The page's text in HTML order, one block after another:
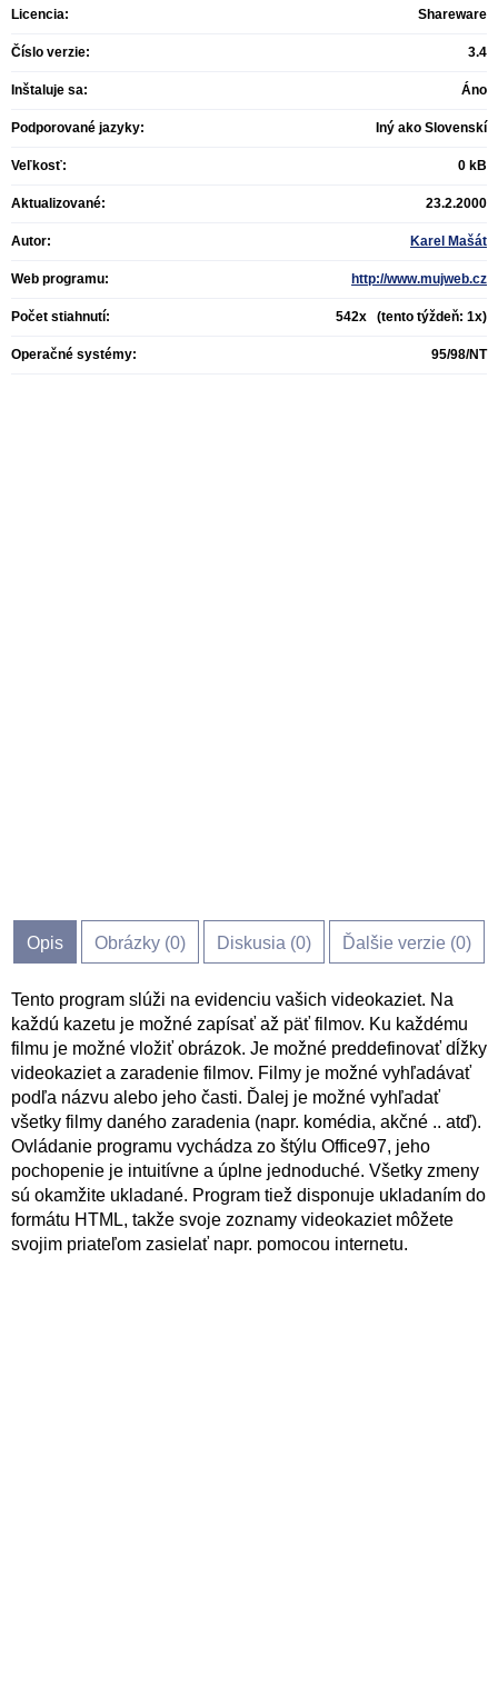
Licencia: Shareware
Číslo verzie: 3.4
Inštaluje sa: Áno
Podporované jazyky: Iný ako Slovenskí
Veľkosť: 0 kB
Aktualizované: 23.2.2000
Autor: Karel Mašát
Web programu: http://www.mujweb.cz
Počet stiahnutí: 542x (tento týždeň: 1x)
Operačné systémy: 95/98/NT
Opis Obrázky (0) Diskusia (0) Ďalšie verzie (0)
Tento program slúži na evidenciu vašich videokaziet. Na
každú kazetu je možné zapísať až päť filmov. Ku každému
filmu je možné vložiť obrázok. Je možné preddefinovať dĺžky
videokaziet a zaradenie filmov. Filmy je možné vyhľadávať
podľa názvu alebo jeho časti. Ďalej je možné vyhľadať
všetky filmy daného zaradenia (napr. komédia, akčné .. atď).
Ovládanie programu vychádza zo štýlu Office97, jeho
pochopenie je intuitívne a úplne jednoduché. Všetky zmeny
sú okamžite ukladané. Program tiež disponuje ukladaním do
formátu HTML, takže svoje zoznamy videokaziet môžete
svojim priateľom zasielať napr. pomocou internetu.